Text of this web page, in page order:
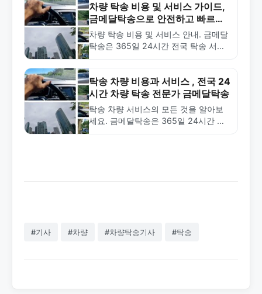
차량 탁송 비용 및 서비스 가이드,
금메달탁송으로 안전하고 빠르게
이동하기
차량 탁송 비용 및 서비스 안내. 금메달
탁송은 365일 24시간 전국 탁송 서비
세요.
탁송 차량 비용과 서비스 , 전국 24
시간 차량 탁송 전문가 금메달탁송
탁송 차량 서비스의 모든 것을 알아보
세요. 금메달탁송은 365일 24시간 전
#기사 #차량 #차량탁송기사 #탁송